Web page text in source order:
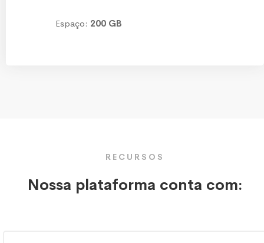
Espaço: 200 GB
RECURSOS
Nossa plataforma conta com: